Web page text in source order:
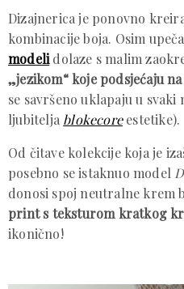
Dizajnerica je ponovno
kombinacije boja. Osim
modeli dolaze s malim
„jezikom“ koje podsjećaju
se savršeno uklapaju u
ljubitelja blokecoreestetike).
Od čitave kolekcije koja je
posebno se istaknuo model
donosi spoj neutralne krem
print s teksturom kratkog
ikonično!